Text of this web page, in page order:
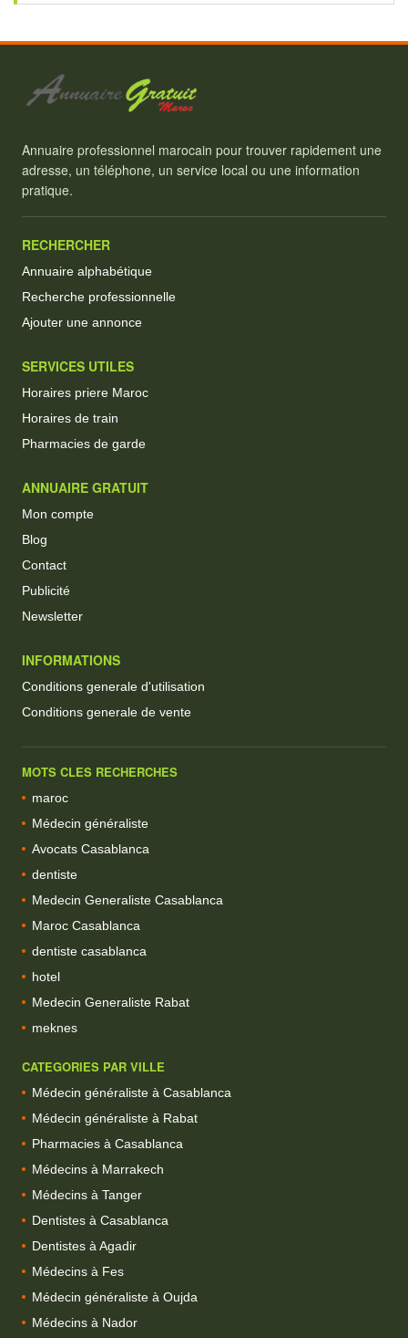
Annuaire professionnel marocain pour trouver rapidement une
adresse, un téléphone, un service local ou une information
pratique.
RECHERCHER
Annuaire alphabétique
Recherche professionnelle
Ajouter une annonce
SERVICES UTILES
Horaires priere Maroc
Horaires de train
Pharmacies de garde
ANNUAIRE GRATUIT
Mon compte
Blog
Contact
Publicité
Newsletter
INFORMATIONS
Conditions generale d'utilisation
Conditions generale de vente
MOTS CLES RECHERCHES
maroc
Médecin généraliste
Avocats Casablanca
dentiste
Medecin Generaliste Casablanca
Maroc Casablanca
dentiste casablanca
hotel
Medecin Generaliste Rabat
meknes
CATEGORIES PAR VILLE
Médecin généraliste à Casablanca
Médecin généraliste à Rabat
Pharmacies à Casablanca
Médecins à Marrakech
Médecins à Tanger
Dentistes à Casablanca
Dentistes à Agadir
Médecins à Fes
Médecin généraliste à Oujda
Médecins à Nador